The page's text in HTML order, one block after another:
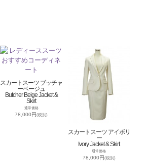
スカートスーツ ブッチャ
ーベージュ
Butcher Beige Jacket &
Skirt
通常価格
78,000円(税別)
スカートスーツ アイボリ
ー
Ivory Jacket & Skirt
通常価格
78,000円(税別)